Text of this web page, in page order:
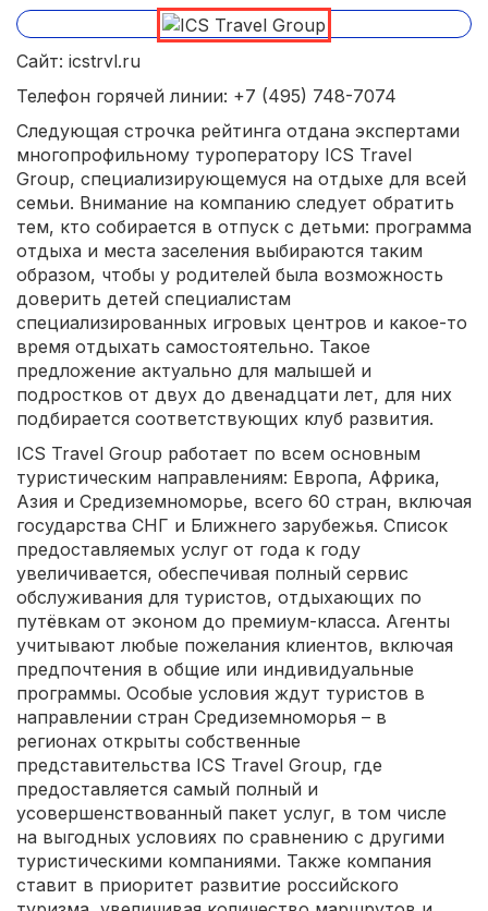
Сайт: icstrvl.ru
Телефон горячей линии: +7 (495) 748-7074
Следующая строчка рейтинга отдана экспертами
многопрофильному туроператору ICS Travel
Group, специализирующемуся на отдыхе для всей
семьи. Внимание на компанию следует обратить
тем, кто собирается в отпуск с детьми: программа
отдыха и места заселения выбираются таким
образом, чтобы у родителей была возможность
доверить детей специалистам
специализированных игровых центров и какое-то
время отдыхать самостоятельно. Такое
предложение актуально для малышей и
подростков от двух до двенадцати лет, для них
подбирается соответствующих клуб развития.
ICS Travel Group работает по всем основным
туристическим направлениям: Европа, Африка,
Азия и Средиземноморье, всего 60 стран, включая
государства СНГ и Ближнего зарубежья. Список
предоставляемых услуг от года к году
увеличивается, обеспечивая полный сервис
обслуживания для туристов, отдыхающих по
путёвкам от эконом до премиум-класса. Агенты
учитывают любые пожелания клиентов, включая
предпочтения в общие или индивидуальные
программы. Особые условия ждут туристов в
направлении стран Средиземноморья – в
регионах открыты собственные
представительства ICS Travel Group, где
предоставляется самый полный и
усовершенствованный пакет услуг, в том числе
на выгодных условиях по сравнению с другими
туристическими компаниями. Также компания
ставит в приоритет развитие российского